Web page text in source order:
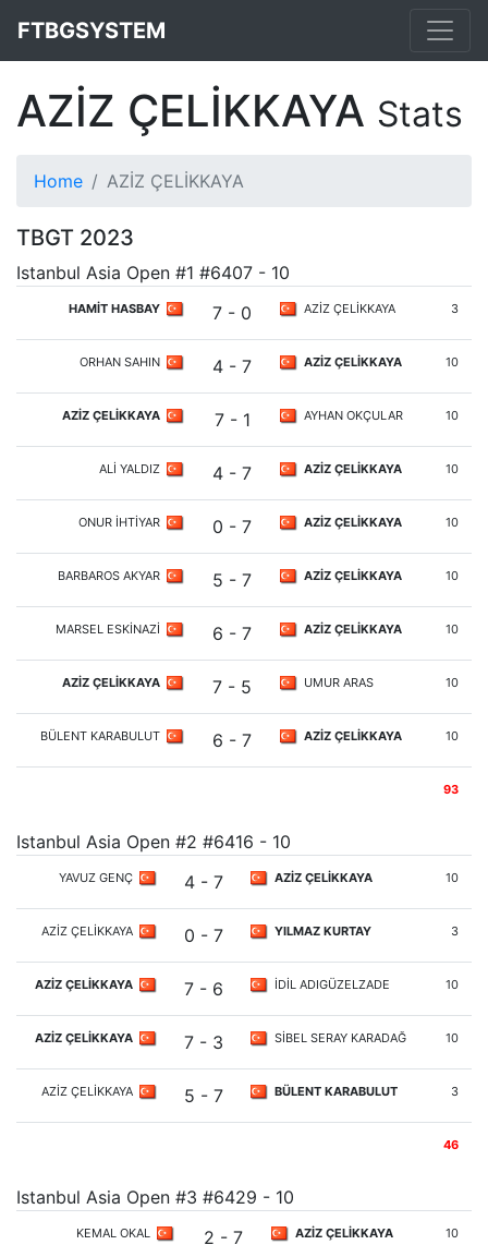
FTBGSYSTEM
AZİZ ÇELİKKAYA Stats
Home AZİZ ÇELİKKAYA
TBGT 2023
Istanbul Asia Open #1 #6407 - 10
HAMİT HASBAY 7 - 0 AZİZ ÇELİKKAYA 3
ORHAN SAHIN 4 - 7 AZİZ ÇELİKKAYA 10
AZİZ ÇELİKKAYA 7 - 1 AYHAN OKÇULAR 10
ALİ YALDIZ 4 - 7 AZİZ ÇELİKKAYA 10
ONUR İHTİYAR 0 - 7 AZİZ ÇELİKKAYA 10
BARBAROS AKYAR 5 - 7 AZİZ ÇELİKKAYA 10
MARSEL ESKİNAZİ 6 - 7 AZİZ ÇELİKKAYA 10
AZİZ ÇELİKKAYA 7 - 5 UMUR ARAS 10
BÜLENT KARABULUT 6 - 7 AZİZ ÇELİKKAYA 10
93
Istanbul Asia Open #2 #6416 - 10
YAVUZ GENÇ 4 - 7 AZİZ ÇELİKKAYA 10
AZİZ ÇELİKKAYA 0 - 7 YILMAZ KURTAY 3
AZİZ ÇELİKKAYA 7 - 6 İDİL ADIGÜZELZADE 10
AZİZ ÇELİKKAYA 7 - 3 SİBEL SERAY KARADAĞ 10
AZİZ ÇELİKKAYA 5 - 7 BÜLENT KARABULUT 3
46
Istanbul Asia Open #3 #6429 - 10
KEMAL OKAL 2 - 7 AZİZ ÇELİKKAYA 10